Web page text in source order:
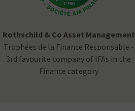
Rothschild & Co Asset Management
Trophées de la Finance Responsable -
3rd favourite company of IFAs in the
Finance category